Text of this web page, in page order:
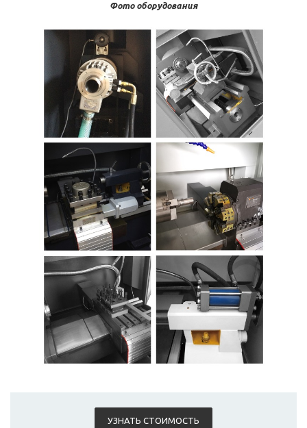
Фото оборудования
УЗНАТЬ СТОИМОСТЬ